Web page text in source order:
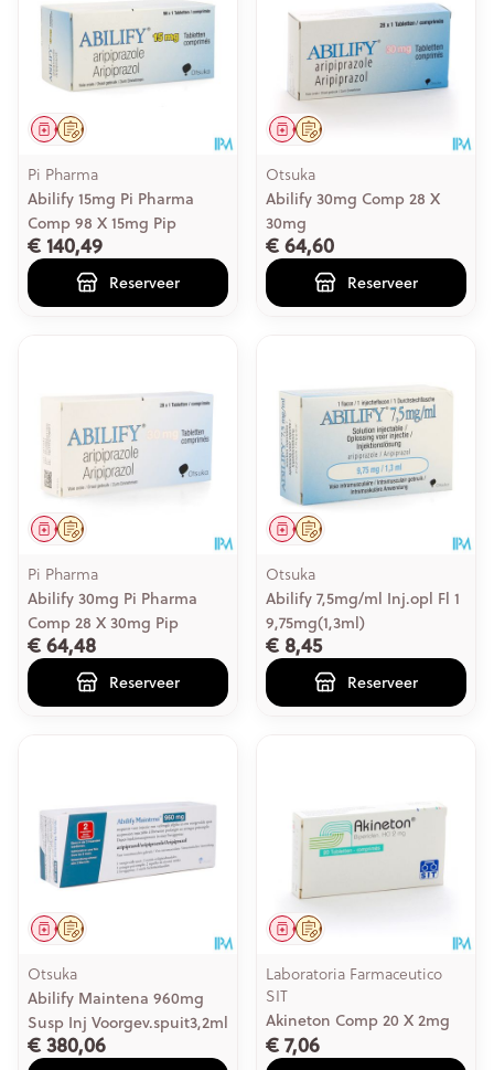
Op voorschrift
Geneesmiddel
Pi Pharma
Abilify 15mg Pi Pharma
Comp 98 X 15mg Pip
€ 140,49
Reserveer
Op voorschrift
Geneesmiddel
Otsuka
Abilify 30mg Comp 28 X
30mg
€ 64,60
Reserveer
Op voorschrift
Geneesmiddel
Pi Pharma
Abilify 30mg Pi Pharma
Comp 28 X 30mg Pip
€ 64,48
Reserveer
Op voorschrift
Geneesmiddel
Otsuka
Abilify 7,5mg/ml Inj.opl Fl 1
9,75mg(1,3ml)
€ 8,45
Reserveer
Op voorschrift
Geneesmiddel
Otsuka
Abilify Maintena 960mg
Susp Inj Voorgev.spuit3,2ml
€ 380,06
Op voorschrift
Geneesmiddel
Laboratoria Farmaceutico
SIT
Akineton Comp 20 X 2mg
€ 7,06